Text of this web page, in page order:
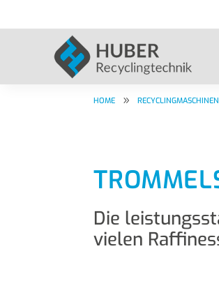
HOME 9 RECYCLINGMASCHINEN
Die
vielen